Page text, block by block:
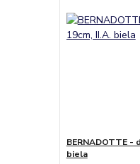
BERNADOTTE -
biela